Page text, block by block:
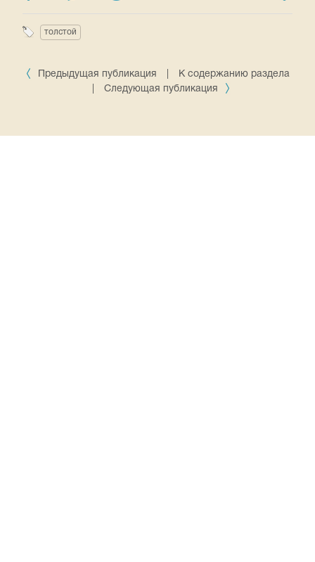
толстой
Предыдущая публикация
К содержанию раздела
Следующая публикация